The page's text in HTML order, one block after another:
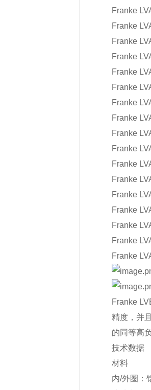
Franke
Franke
Franke
Franke
Franke
Franke
Franke
Franke
Franke
Franke
Franke
Franke
Franke
Franke
Franke
Franke
Franke
Franke
精度，并
的同等高
技术数据
材料
内/外圈：